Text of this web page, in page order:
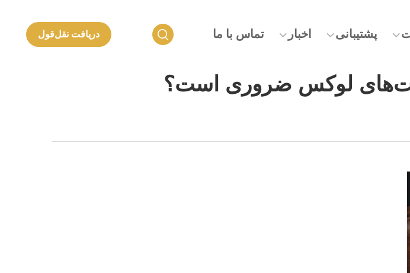
پشتیبانی اخبار تماس با ما دریافت نقل‌قول
لوکس ضروری است؟